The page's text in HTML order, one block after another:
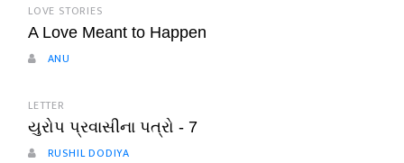
LOVE STORIES
A Love Meant to Happen
ANU
LETTER
યુરોપ પ્રવાસીના પત્રો - 7
RUSHIL DODIYA